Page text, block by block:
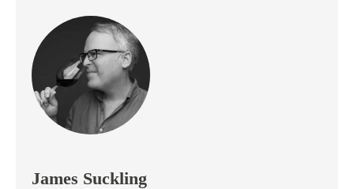
James Suckling